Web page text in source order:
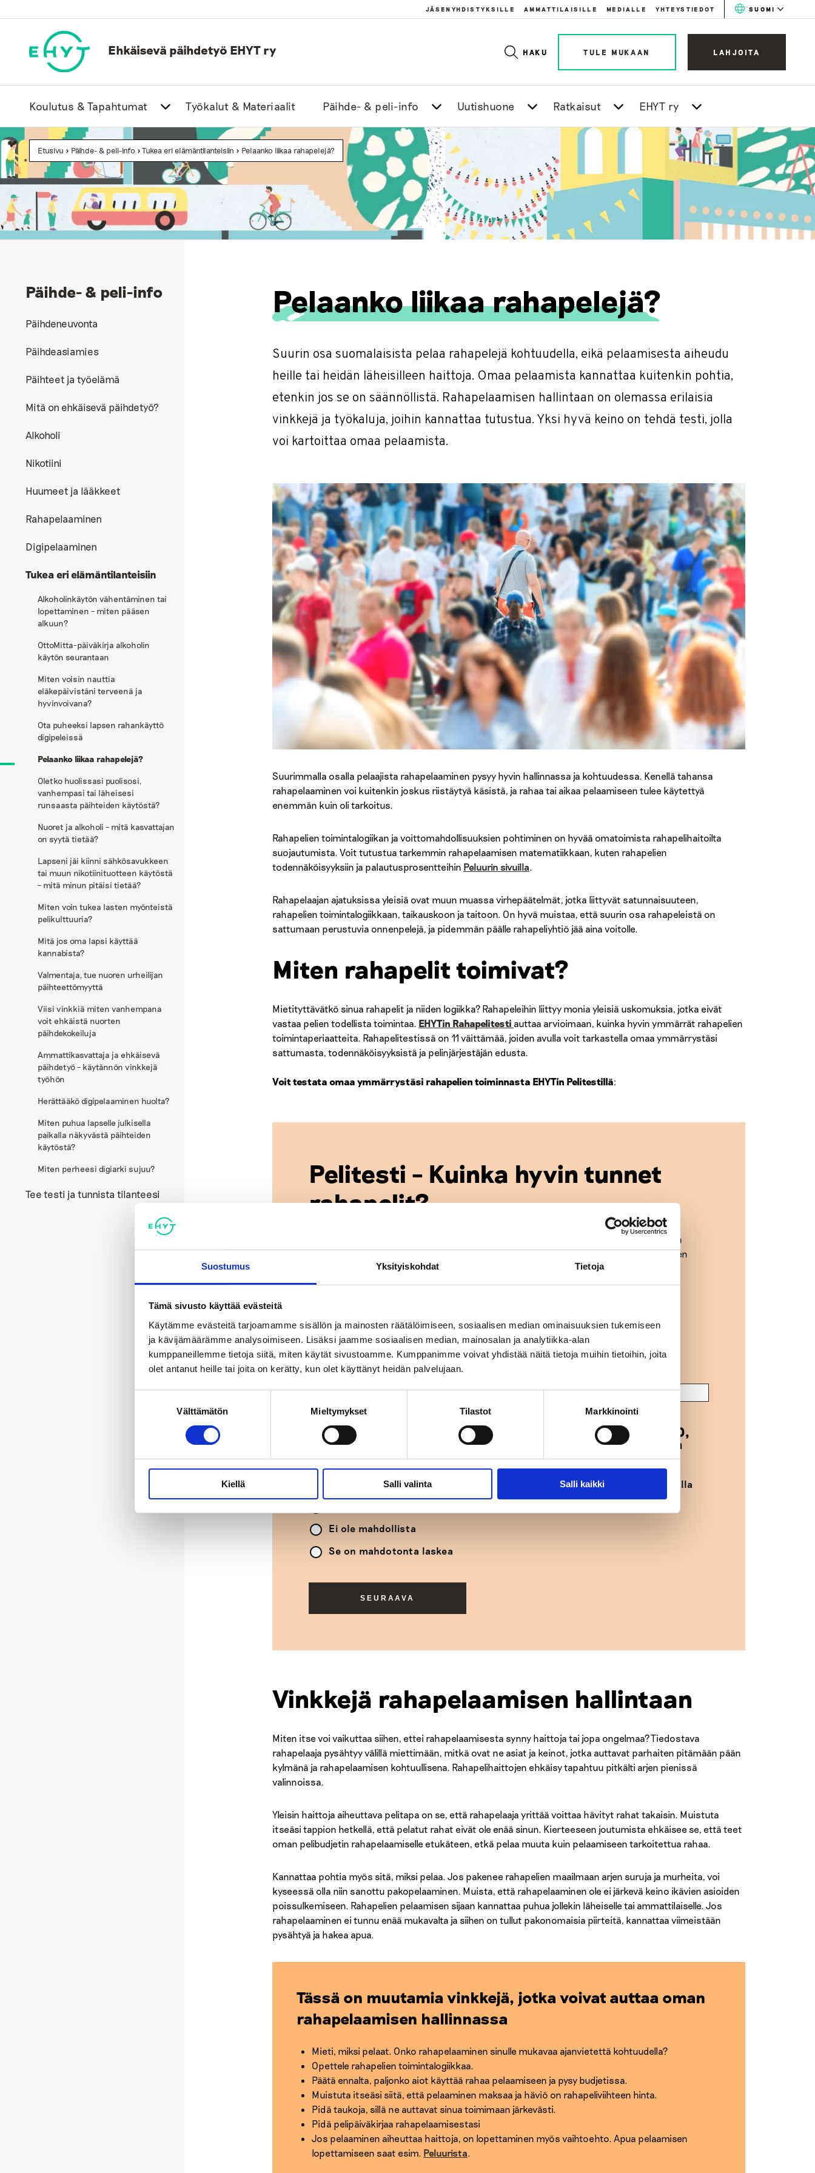
Suostumus Yksityiskohdat Tietoja
Tämä sivusto käyttää evästeitä
Käytämme evästeitä tarjoamamme sisällön ja mainosten räätälöimiseen, sosiaalisen median ominaisuuksien tukemiseen
ja kävijämäärämme analysoimiseen. Lisäksi jaamme sosiaalisen median, mainosalan ja analytiikka-alan
kumppaneillemme tietoja siitä, miten käytät sivustoamme. Kumppanimme voivat yhdistää näitä tietoja muihin tietoihin, joita
olet antanut heille tai joita on kerätty, kun olet käyttänyt heidän palvelujaan.
Välttämätön Mieltymykset Tilastot Markkinointi
Kiellä Salli valinta Salli kaikki
to
JÄSENYHDISTYKSILLE AMMATTILAISILLE MEDIALLE YHTEYSTIEDOT SUOMI
Ehkäisevä päihdetyö EHYT ry HAKU TULE MUKAAN LAHJOITA
Koulutus & Tapahtumat Työkalut & Materiaalit Päihde- & peli-info Uutishuone Ratkaisut EHYT ry
Etusivu > Päihde- & peli-info >Tukea eri elämäntilanteisiin > Pelaanko liikaa rahapelejä?
Päihde- & peli-info
Päihdeneuvonta
Päihdeasiamies
Päihteet ja työelämä
Mitä on ehkäisevä päihdetyö?
Alkoholi
Nikotiini
Huumeet ja lääkkeet
Rahapelaaminen
Digipelaaminen
Tukea eri elämäntilanteisiin
Alkoholinkäytön vähentäminen tai
lopettaminen – miten pääsen
alkuun?
OttoMitta-päiväkirja alkoholin
käytön seurantaan
Miten voisin nauttia
eläkepäivistäni terveenä ja
hyvinvoivana?
Ota puheeksi lapsen rahankäyttö
digipeleissä
Pelaanko liikaa rahapelejä?
Oletko huolissasi puolisosi,
vanhempasi tai läheisesi
runsaasta päihteiden käytöstä?
Nuoret ja alkoholi – mitä kasvattajan
on syytä tietää?
Lapseni jäi kiinni sähkösavukkeen
tai muun nikotiinituotteen käytöstä
– mitä minun pitäisi tietää?
Miten voin tukea lasten myönteistä
pelikulttuuria?
Mitä jos oma lapsi käyttää
kannabista?
Valmentaja, tue nuoren urheilijan
päihteettömyyttä
Viisi vinkkiä miten vanhempana
voit ehkäistä nuorten
päihdekokeiluja
Ammattikasvattaja ja ehkäisevä
päihdetyö – käytännön vinkkejä
työhön
Herättääkö digipelaaminen huolta?
Miten puhua lapselle julkisella
paikalla näkyvästä päihteiden
käytöstä?
Miten perheesi digiarki sujuu?
Tee testi ja tunnista tilanteesi
Pelaanko liikaa rahapelejä?
Suurin osa suomalaisista pelaa rahapelejä kohtuudella, eikä pelaamisesta aiheudu
heille tai heidän läheisilleen haittoja. Omaa pelaamista kannattaa kuitenkin pohtia,
etenkin jos se on säännöllistä. Rahapelaamisen hallintaan on olemassa erilaisia
vinkkejä ja työkaluja, joihin kannattaa tutustua. Yksi hyvä keino on tehdä testi, jolla
voi kartoittaa omaa pelaamista.
Suurimmalla osalla pelaajista rahapelaaminen pysyy hyvin hallinnassa ja kohtuudessa. Kenellä tahansa
rahapelaaminen voi kuitenkin joskus riistäytyä käsistä, ja rahaa tai aikaa pelaamiseen tulee käytettyä
enemmän kuin oli tarkoitus.
Rahapelien toimintalogiikan ja voittomahdollisuuksien pohtiminen on hyvää omatoimista rahapelihaitoilta
suojautumista. Voit tutustua tarkemmin rahapelaamisen matematiikkaan, kuten rahapelien
todennäköisyyksiin ja palautusprosentteihin Peluurin sivuilla
Rahapelaajan ajatuksissa yleisiä ovat muun muassa virhepäätelmät, jotka liittyvät satunnaisuuteen,
rahapelien toimintalogiikkaan, taikauskoon ja taitoon. On hyvä muistaa, että suurin osa rahapeleistä on
sattumaan perustuvia onnenpelejä, ja pidemmän päälle rahapeliyhtiö jää aina voitolle.
Miten rahapelit toimivat?
Mietityttävätkö sinua rahapelit ja niiden logiikka? Rahapeleihin liittyy monia yleisiä uskomuksia, jotka eivät
vastaa pelien todellista toimintaa. EHYTin Rahapelitesti auttaa arvioimaan, kuinka hyvin ymmärrät rahapelien
toimintaperiaatteita. Rahapelitestissä on 11 väittämää, joiden avulla voit tarkastella omaa ymmärrystäsi
sattumasta, todennäköisyyksistä ja pelinjärjestäjän edusta.
Voit testata omaa ymmärrystäsi rahapelien toiminnasta EHYTin Pelitestillä:
Pelitesti – Kuinka hyvin tunnet
rahapelit?
Yleisistä rahapeliuskomuksista ja pelien toimintaperiaatteista voi saada kokonaiskuvan
tämän Pelitestin (11 väittämää) avulla. Testi on suunniteltu oman tiedon ja ymmärryksen
arviointiin. Saat lopuksi palautteen siitä, miten hyvin tunnistit sattuman merkityksen,
todennäköisyydet ja pelinjärjestäjän edun. Testin tuloksia voidaan käyttää
"*" näyttää pakolliset kentät
VAIHE1 /11
0%
1. Lotto: edellisen viikon numerot olivat 2, 7, 11, 23, 30,
32 ja 37. Onko sama rivi todennäköisempi seuraavalla
viikolla?*
Kyllä, sama rivi on hieman todennäköisempi, koska se esiintyi viime viikolla
Ei ole mahdollista
Se on mahdotonta laskea
Vinkkejä rahapelaamisen hallintaan
Miten itse voi vaikuttaa siihen, ettei rahapelaamisesta synny haittoja tai jopa ongelmaa? Tiedostava
rahapelaaja pysähtyy välillä miettimään, mitkä ovat ne asiat ja keinot, jotka auttavat parhaiten pitämään pään
kylmänä ja rahapelaamisen kohtuullisena. Rahapelihaittojen ehkäisy tapahtuu pitkälti arjen pienissä
valinnoissa.
Yleisin haittoja aiheuttava pelitapa on se, että rahapelaaja yrittää voittaa hävityt rahat takaisin. Muistuta
itseäsi tappion hetkellä, että pelatut rahat eivät ole enää sinun. Kierteeseen joutumista ehkäisee se, että teet
oman pelibudjetin rahapelaamiselle etukäteen, etkä pelaa muuta kuin pelaamiseen tarkoitettua rahaa.
Kannattaa pohtia myös sitä, miksi pelaa. Jos pakenee rahapelien maailmaan arjen suruja ja murheita, voi
kyseessä olla niin sanottu pakopelaaminen. Muista, että rahapelaaminen ole ei järkevä keino ikävien asioiden
poissulkemiseen. Rahapelien pelaamisen sijaan kannattaa puhua jollekin läheiselle tai ammattilaiselle. Jos
rahapelaaminen ei tunnu enää mukavalta ja siihen on tullut pakonomaisia piirteitä, kannattaa viimeistään
pysähtyä ja hakea apua.
Tässä on muutamia vinkkejä, jotka voivat auttaa oman
rahapelaamisen hallinnassa
Mieti, miksi pelaat. Onko rahapelaaminen sinulle mukavaa ajanvietettä kohtuudella?
Opettele rahapelien toimintalogiikkaa.
Päätä ennalta, paljonko aiot käyttää rahaa pelaamiseen ja pysy budjetissa.
Muistuta itseäsi siitä, että pelaaminen maksaa ja häviö on rahapeliviihteen hinta.
Pidä taukoja, sillä ne auttavat sinua toimimaan järkevästi.
Pidä pelipäiväkirjaa rahapelaamisestasi
Jos pelaaminen aiheuttaa haittoja, on lopettaminen myös vaihtoehto. Apua pelaamisen
lopettamiseen saat esim. Peluurista.